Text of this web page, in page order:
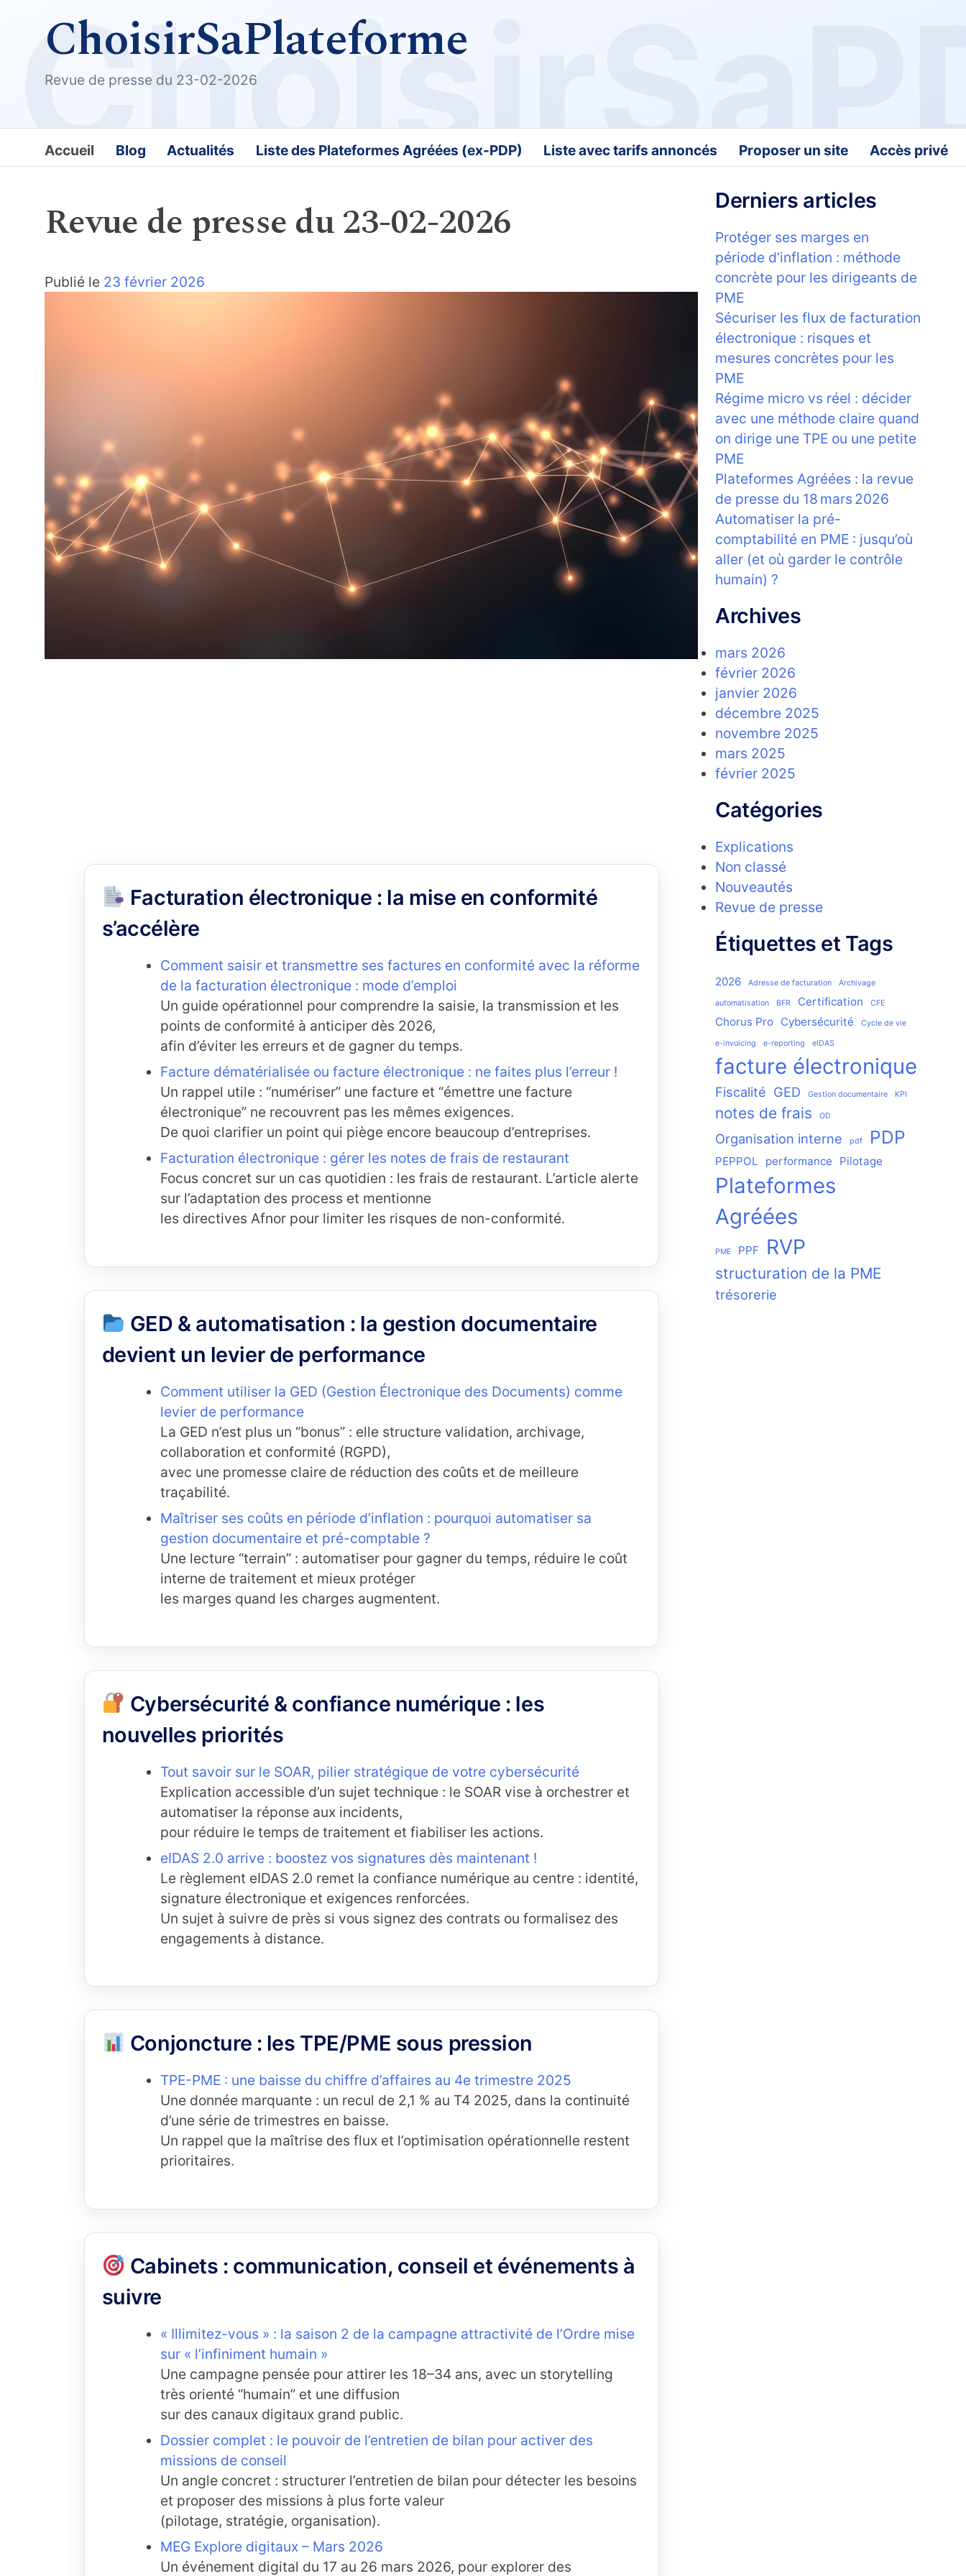
ChoisirSaPlateforme
Revue de presse du 23-02-2026
Accueil Blog Actualités Liste des Plateformes Agréées (ex-PDP) Liste avec tarifs annoncés Proposer un site Accès privé
Revue de presse du 23-02-2026
Publié le 23 février 2026
Facturation électronique : la mise en conformité
s’accélère
Comment saisir et transmettre ses factures en conformité avec la réforme
de la facturation électronique : mode d’emploi
Un guide opérationnel pour comprendre la saisie, la transmission et les
points de conformité à anticiper dès 2026,
afin d’éviter les erreurs et de gagner du temps.
Facture dématérialisée ou facture électronique : ne faites plus l’erreur !
Un rappel utile : “numériser” une facture et “émettre une facture
électronique” ne recouvrent pas les mêmes exigences.
De quoi clarifier un point qui piège encore beaucoup d’entreprises.
Facturation électronique : gérer les notes de frais de restaurant
Focus concret sur un cas quotidien : les frais de restaurant. L’article alerte
sur l’adaptation des process et mentionne
les directives Afnor pour limiter les risques de non-conformité.
GED & automatisation : la gestion documentaire
devient un levier de performance
Comment utiliser la GED (Gestion Électronique des Documents) comme
levier de performance
La GED n’est plus un “bonus” : elle structure validation, archivage,
collaboration et conformité (RGPD),
avec une promesse claire de réduction des coûts et de meilleure
traçabilité.
Maîtriser ses coûts en période d’inflation : pourquoi automatiser sa
gestion documentaire et pré-comptable ?
Une lecture “terrain” : automatiser pour gagner du temps, réduire le coût
interne de traitement et mieux protéger
les marges quand les charges augmentent.
Cybersécurité & confiance numérique : les
nouvelles priorités
Tout savoir sur le SOAR, pilier stratégique de votre cybersécurité
Explication accessible d’un sujet technique : le SOAR vise à orchestrer et
automatiser la réponse aux incidents,
pour réduire le temps de traitement et fiabiliser les actions.
eIDAS 2.0 arrive : boostez vos signatures dès maintenant !
Le règlement eIDAS 2.0 remet la confiance numérique au centre : identité,
signature électronique et exigences renforcées.
Un sujet à suivre de près si vous signez des contrats ou formalisez des
engagements à distance.
Conjoncture : les TPE/PME sous pression
TPE-PME : une baisse du chiffre d’affaires au 4e trimestre 2025
Une donnée marquante : un recul de 2,1 % au T4 2025, dans la continuité
d’une série de trimestres en baisse.
Un rappel que la maîtrise des flux et l’optimisation opérationnelle restent
prioritaires.
Cabinets : communication, conseil et événements à
suivre
« Illimitez-vous » : la saison 2 de la campagne attractivité de l’Ordre mise
sur « l’infiniment humain »
Une campagne pensée pour attirer les 18–34 ans, avec un storytelling
très orienté “humain” et une diffusion
sur des canaux digitaux grand public.
Dossier complet : le pouvoir de l’entretien de bilan pour activer des
missions de conseil
Un angle concret : structurer l’entretien de bilan pour détecter les besoins
et proposer des missions à plus forte valeur
(pilotage, stratégie, organisation).
MEG Explore digitaux – Mars 2026
Un événement digital du 17 au 26 mars 2026, pour explorer des
Derniers articles
Protéger ses marges en
période d’inflation : méthode
concrète pour les dirigeants de
PME
Sécuriser les flux de facturation
électronique : risques et
mesures concrètes pour les
PME
Régime micro vs réel : décider
avec une méthode claire quand
on dirige une TPE ou une petite
PME
Plateformes Agréées : la revue
de presse du 18 mars 2026
Automatiser la pré-
comptabilité en PME : jusqu’où
aller (et où garder le contrôle
humain) ?
Archives
mars 2026
février 2026
janvier 2026
décembre 2025
novembre 2025
mars 2025
février 2025
Catégories
Explications
Non classé
Nouveautés
Revue de presse
Étiquettes et Tags
2026 Adresse de facturation Archivage
automatisation BFR Certification CFE
Chorus Pro Cybersécurité Cycle de vie
e-invoicing e-reporting eIDAS
facture électronique
Fiscalité GED Gestion documentaire KPI
notes de frais OD
Organisation interne pdf PDP
PEPPOL performance Pilotage
Plateformes
Agréées
PME PPF RVP
structuration de la PME
trésorerie